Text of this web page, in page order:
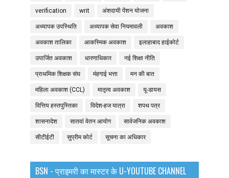
verification writ अंशदायी पेंशन योजना
अध्यापक उपस्थिति अध्यापक सेवा नियमावली अवकाश
अवकाश तालिका आकस्मिक अवकाश इलाहाबाद हाईकोर्ट
उपार्जित अवकाश धारणाधिकार नई शिक्षा नीति
प्राथमिक शिक्षक संघ मंहगाई भत्ता मन की बात
महिला अवकाश (CCL) मातृत्व अवकाश यू-डायस
वित्तिय हस्तपुस्तिका विदेश-हज यात्रा शपथ पत्र
शासनादेश सातवां वेतन आयोग सार्वजनिक अवकाश
सीटीईटी सुप्रीम कोर्ट सूचना का अधिकार
BSN - प्राइमरी का मास्टर के U-YOUTUBE CHANNEL